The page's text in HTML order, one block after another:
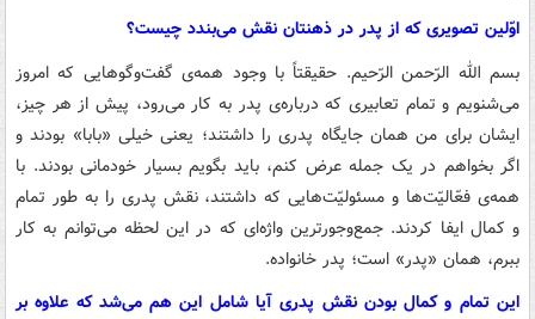
اوّلین تصویری که از پدر در ذهنتان نقش می‌بندد چیست؟
بسم الله الرّحمن الرّحیم. حقیقتاً با وجود همه‌ی گفت‌وگوهایی که امروز
می‌شنویم و تمام تعابیری که درباره‌ی پدر به کار می‌رود، پیش از هر چیز،
ایشان برای من همان جایگاه پدری را داشتند؛ یعنی خیلی «بابا» بودند و
اگر بخواهم در یک جمله عرض کنم، باید بگویم بسیار خودمانی بودند. با
همه‌ی فعّالیّت‌ها و مسئولیّت‌هایی که داشتند، نقش پدری را به طور تمام
و کمال ایفا کردند. جمع‌وجورترین واژه‌ای که در این لحظه می‌توانم به کار
ببرم، همان «پدر» است؛ پدر خانواده.
این تمام و کمال بودن نقش پدری آیا شامل این هم می‌شد که علاوه بر